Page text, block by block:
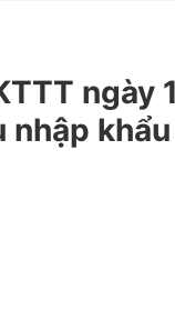
ngày